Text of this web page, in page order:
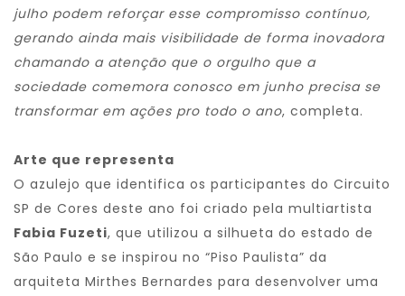
julho podem reforçar esse compromisso contínuo,
gerando ainda mais visibilidade de forma inovadora
chamando a atenção que o orgulho que a
sociedade comemora conosco em junho precisa se
transformar em ações pro todo o ano, completa.
Arte que representa
O azulejo que identifica os participantes do Circuito
SP de Cores deste ano foi criado pela multiartista
Fabia Fuzeti, que utilizou a silhueta do estado de
São Paulo e se inspirou no “Piso Paulista” da
arquiteta Mirthes Bernardes para desenvolver uma